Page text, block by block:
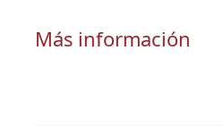
Más información